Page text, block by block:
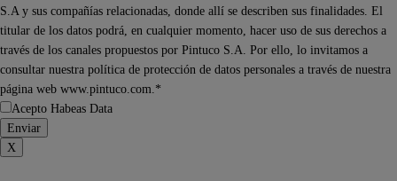
S.A y sus compañías relacionadas, donde allí se describen sus finalidades. El
titular de los datos podrá, en cualquier momento, hacer uso de sus derechos a
través de los canales propuestos por Pintuco S.A. Por ello, lo invitamos a
consultar nuestra política de protección de datos personales a través de nuestra
página web www.pintuco.com.*
Acepto Habeas Data
X